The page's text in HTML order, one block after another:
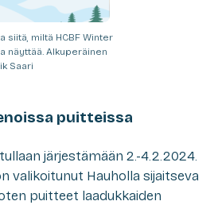
siitä, miltä HCBF Winter
näyttää. Alkuperäinen
Saari
puitteissa
järjestämään 2.-4.2.2024.
valikoitunut Hauholla sijaitseva
puitteet laadukkaiden